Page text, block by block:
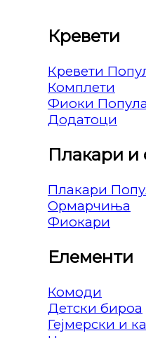
Кревети
Кревети
Комплети
Фиоки
Додатоци
Плакари и
Плакари
Ормарчиња
Фиокари
Елементи
Комоди
Детски бироа
Гејмерски и